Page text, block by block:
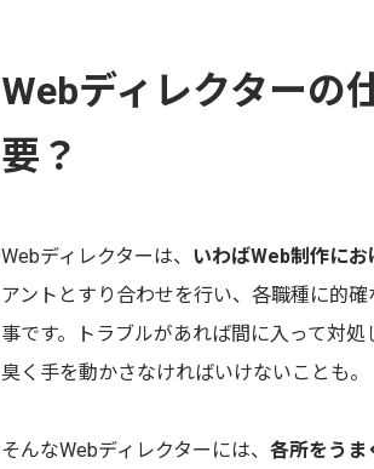
Webディレクターの
要？
Webディレクターは、 いわばWeb制作に
アントとすり合わせを行い、各職種に的
事です。トラブルがあれば間に入って対
臭く手を動かさなければいけないことも。
そんなWebディレクターには、 各所をうま